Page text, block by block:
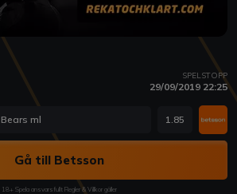
SPELSTOPP
29/09/2019 22:25
Bears ml 1.85
Gå till Betsson
18+ Spela ansvarsfullt Regler & Villkor gäller